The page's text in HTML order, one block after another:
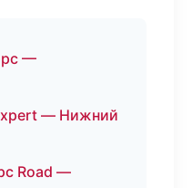
—
— Нижний
Road —